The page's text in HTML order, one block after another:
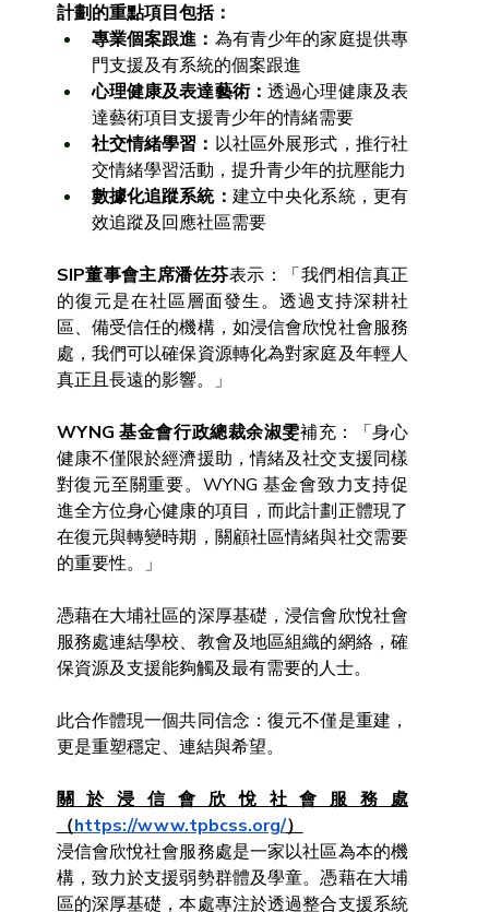
計劃的重點項目包括：
專業個案跟進： 為有青少年的家庭提供專
門支援及有系統的個案跟進
心理健康及表達藝術：透過心理健康及表
達藝術項目支援青少年的情緒需要
社交情緒學習： 以社區外展形式，推行社
交情緒學習活動，提升青少年的抗壓能力
數據化追蹤系統： 建立中央化系統，更有
效追蹤及回應社區需要
SIP董事會主席潘佐芬表示：「我們相信真正
的復元是在社區層面發生。透過支持深耕社
區、備受信任的機構，如浸信會欣悅社會服務
處，我們可以確保資源轉化為對家庭及年輕人
真正且長遠的影響。」
WYNG 基金會行政總裁余淑雯補充：「身心
健康不僅限於經濟援助，情緒及社交支援同樣
對復元至關重要。WYNG 基金會致力支持促
進全方位身心健康的項目，而此計劃正體現了
在復元與轉變時期，關顧社區情緒與社交需要
的重要性。」
憑藉在大埔社區的深厚基礎，浸信會欣悅社會
服務處連結學校、教會及地區組織的網絡，確
保資源及支援能夠觸及最有需要的人士。
此合作體現一個共同信念：復元不僅是重建，
更是重塑穩定、連結與希望。
關於浸信會欣悅社會服務處
（https://www.tpbcss.org/）
浸信會欣悅社會服務處是一家以社區為本的機
構，致力於支援弱勢群體及學童。憑藉在大埔
區的深厚基礎，本處專注於透過整合支援系統